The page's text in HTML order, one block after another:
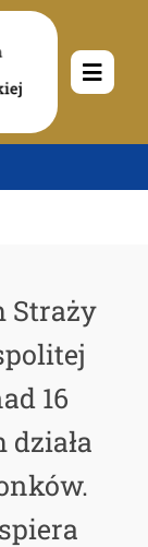
Toggle
Straży
16
działa